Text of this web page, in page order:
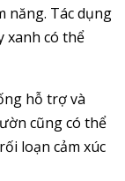
năng. Tác dụng
xanh có thể
hỗ trợ và
cũng có thể
loạn cảm xúc